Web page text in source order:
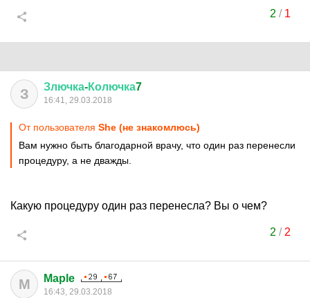
2 / 1
З Злючка-Колючка7
16:41, 29.03.2018
От пользователя She (не знакомлюсь)
Вам нужно быть благодарной врачу, что один раз перенесли
процедуру, а не дважды.
Какую процедуру один раз перенесла? Вы о чем?
2 / 2
M Maple
16:43, 29.03.2018